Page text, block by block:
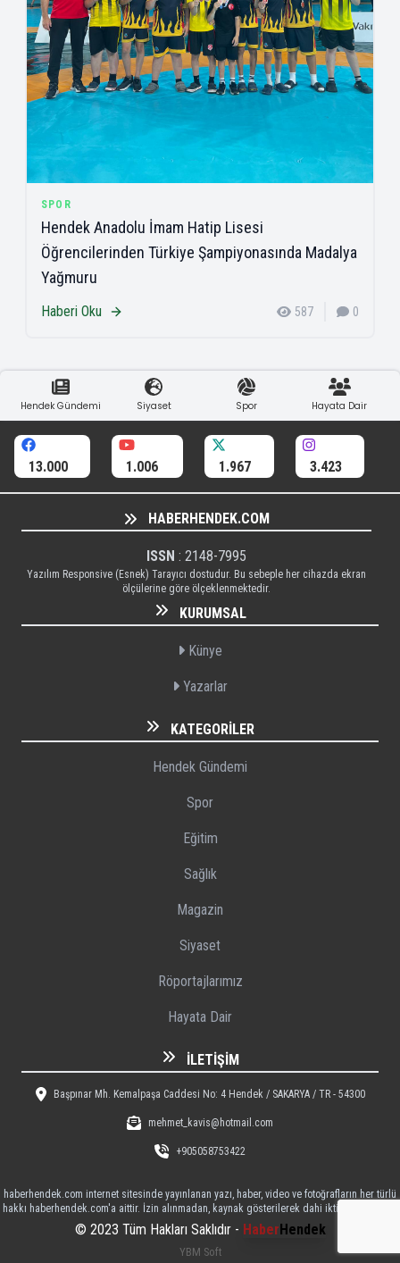
SPOR
Hendek Anadolu İmam Hatip Lisesi
Öğrencilerinden Türkiye Şampiyonasında Madalya
Yağmuru
Haberi Oku 587 0
Hendek Gündemi Siyaset Spor Hayata Dair
13.000 1.006 1.967 3.423
HABERHENDEK.COM
ISSN : 2148-7995
Yazılım Responsive (Esnek) Tarayıcı dostudur. Bu sebeple her cihazda ekran
ölçülerine göre ölçeklenmektedir.
KURUMSAL
Künye
Yazarlar
KATEGORILER
Hendek Gündemi
Spor
Eğitim
Sağlık
Magazin
Siyaset
Röportajlarımız
Hayata Dair
İLETIŞIM
Başpınar Mh. Kemalpaşa Caddesi No: 4 Hendek / SAKARYA / TR - 54300
mehmet_kavis@hotmail.com
+905058753422
haberhendek.com internet sitesinde yayınlanan yazı, haber, video ve fotoğrafların her türlü
hakkı haberhendek.com'a aittir. İzin alınmadan, kaynak gösterilerek dahi iktibas edilemez
© 2023 Tüm Hakları Saklıdır - HaberHendek
YBM Soft